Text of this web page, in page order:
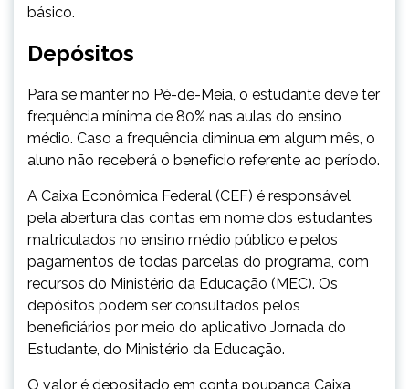
básico.
Depósitos
Para se manter no Pé-de-Meia, o estudante deve ter
frequência mínima de 80% nas aulas do ensino
médio. Caso a frequência diminua em algum mês, o
aluno não receberá o benefício referente ao período.
A Caixa Econômica Federal (CEF) é responsável
pela abertura das contas em nome dos estudantes
matriculados no ensino médio público e pelos
pagamentos de todas parcelas do programa, com
recursos do Ministério da Educação (MEC). Os
depósitos podem ser consultados pelos
beneficiários por meio do aplicativo Jornada do
Estudante, do Ministério da Educação.
O valor é depositado em conta poupança Caixa